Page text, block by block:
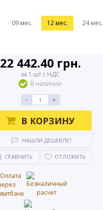
09 мес. 12 мес. 24 мес.
22 442.40 грн.
за 1 шт с НДС
В наличии
-
+
В КОРЗИНУ
НАШЛИ ДЕШЕВЛЕ?
СРАВНИТЬ ОТЛОЖИТЬ